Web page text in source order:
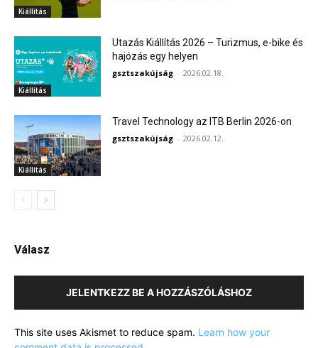
Kiállítás
Kiállítás
Utazás Kiállítás 2026 – Turizmus, e-bike és
hajózás egy helyen
gsztszakújság - 2026.02.18.
Kiállítás
Travel Technology az ITB Berlin 2026-on
gsztszakújság - 2026.02.12.
Válasz
JELENTKEZZ BE A HOZZÁSZÓLÁSHOZ
This site uses Akismet to reduce spam. Learn how your